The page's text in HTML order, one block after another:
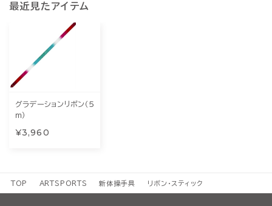
最近見たアイテム
グラデーションリボン（５
ｍ）
¥3,960
TOP ARTSPORTS 新体操手具 リボン・スティック